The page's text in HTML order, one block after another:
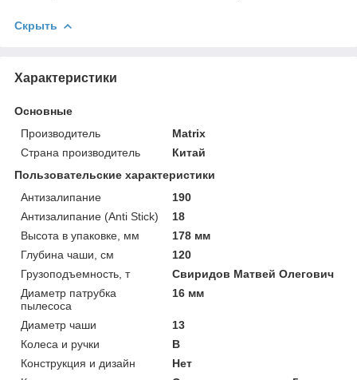
Скрыть
Характеристики
Основные
Производитель
Matrix
Страна производитель
Китай
Пользовательские характеристики
Антизалипание
190
Антизалипание (Anti Stick)
18
Высота в упаковке, мм
178 мм
Глубина чаши, см
120
Грузоподъемность, т
Свиридов Матвей Олегович
Диаметр патрубка
пылесоса
16 мм
Диаметр чаши
13
Колеса и ручки
B
Конструкция и дизайн
Нет